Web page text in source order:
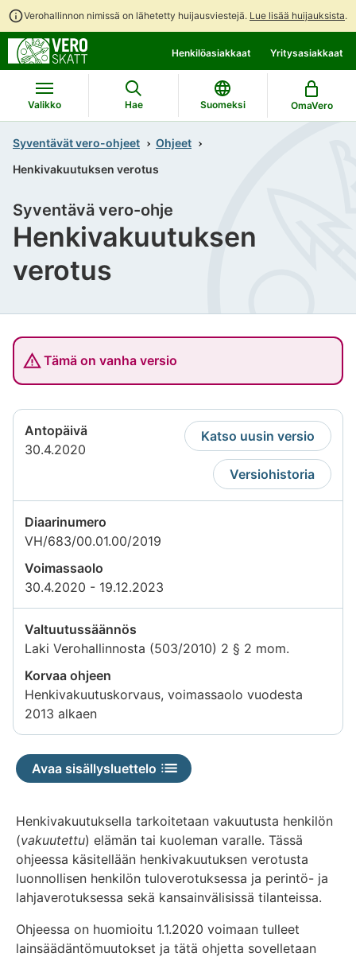
Verohallinnon nimissä on lähetetty huijausviestejä. Lue lisää huijauksista.
suoraan
sisältöön
koko
sivuston
hakuun
Henkilöasiakkaat Yritysasiakkaat
Valikko Hae Suomeksi OmaVero
Syventävät vero-ohjeet
Ohjeet
Henkivakuutuksen verotus
Henkivakuutuksen
verotus
Syventävä vero-ohje
Tämä on vanha versio
Antopäivä
30.4.2020
Katso uusin versio
Versiohistoria
Diaarinumero
VH/683/00.01.00/2019
Voimassaolo
30.4.2020 - 19.12.2023
Valtuutussäännös
Laki Verohallinnosta (503/2010) 2 § 2 mom.
Korvaa ohjeen
Henkivakuutuskorvaus, voimassaolo vuodesta
2013 alkaen
Avaa sisällysluettelo
Henkivakuutuksella tarkoitetaan vakuutusta henkilön
(vakuutettu) elämän tai kuoleman varalle. Tässä
ohjeessa käsitellään henkivakuutuksen verotusta
luonnollisen henkilön tuloverotuksessa ja perintö- ja
lahjaverotuksessa sekä kansainvälisissä tilanteissa.
Ohjeessa on huomioitu 1.1.2020 voimaan tulleet
lainsäädäntömuutokset ja tätä ohjetta sovelletaan